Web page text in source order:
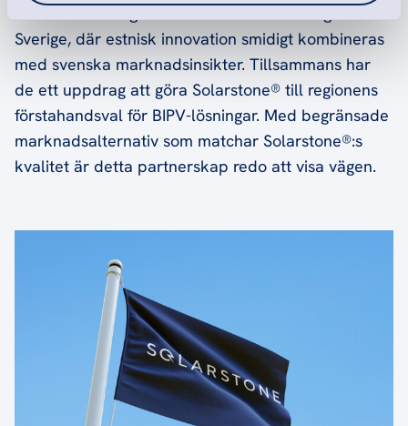
Sverige, där estnisk innovation smidigt kombineras
med svenska marknadsinsikter. Tillsammans har
de ett uppdrag att göra Solarstone® till regionens
förstahandsval för BIPV-lösningar. Med begränsade
marknadsalternativ som matchar Solarstone®:s
kvalitet är detta partnerskap redo att visa vägen.